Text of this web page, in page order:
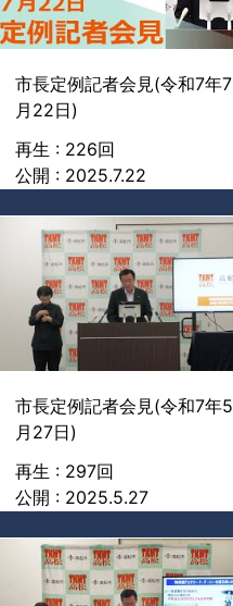
市長定例記者会見(令和7年7
月22日)
再生 : 226回
公開 : 2025.7.22
市長定例記者会見(令和7年5
月27日)
再生 : 297回
公開 : 2025.5.27